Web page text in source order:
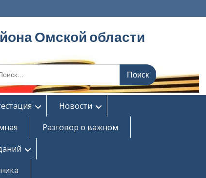
Омской области
Новости
Разговор о важном